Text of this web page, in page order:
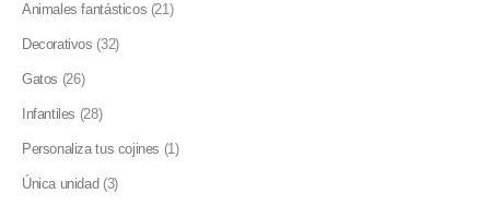
Animales fantásticos (21)
Decorativos (32)
Gatos (26)
Infantiles (28)
Personaliza tus cojines (1)
Única unidad (3)